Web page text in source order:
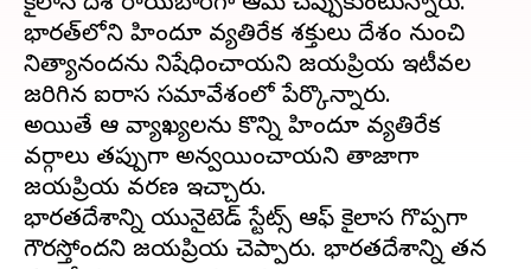
భారత్‌లోని హిందూ వ్యతిరేక శక్తులు దేశం నుంచి
నిత్యానందను నిషేధించాయని విజయప్రియ ఇటీవల
జరిగిన ఐరాస సమావేశంలో పేర్కొన్నారు.
అయితే ఆ వ్యాఖ్యలను కొన్ని హిందూ వ్యతిరేక
వర్గాలు తప్పుగా అన్వయించాయని తాజాగా
విజయప్రియ వివరణ ఇచ్చారు.
భారతదేశాన్ని యునైటెడ్ స్టేట్స్ ఆఫ్ కైలాస గొప్పగా
గౌరవిస్తోందని విజయప్రియ చెప్పారు. భారతదేశాన్ని తన